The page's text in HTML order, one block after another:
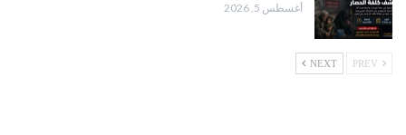
أغسطس 5, 2026
NEXT